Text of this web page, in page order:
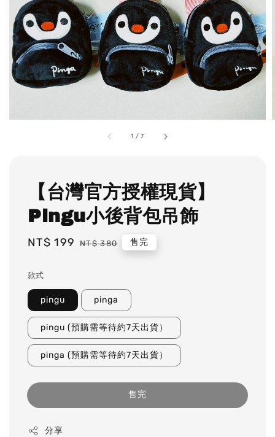
1 /7
【台灣官方授權現貨】
Pingu小後背包吊飾
Sale
NT$ 199 Regular
NT$ 380 售完
款式
pingu pinga
pingu (預購需等待約7天出貨）
pinga (預購需等待約7天出貨）
售完
分享